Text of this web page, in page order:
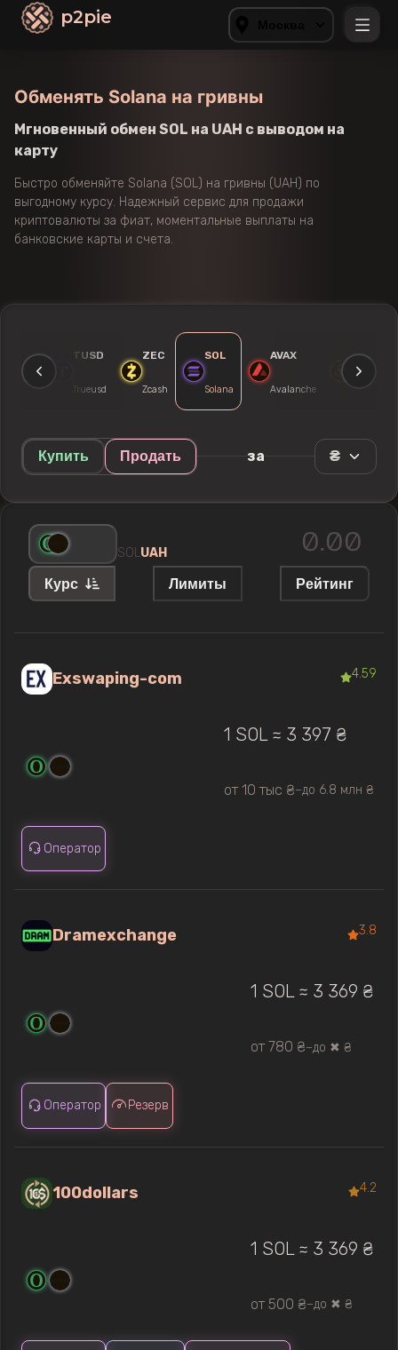
p2pie
Обменять Solana на гривны
Мгновенный обмен SOL на UAH с выводом на
карту
Быстро обменяйте Solana (SOL) на гривны (UAH) по
выгодному курсу. Надежный сервис для продажи
криптовалюты за фиат, моментальные выплаты на
банковские карты и счета.
TON TUSD
Trueusd
ZEC
Zcash
SOL
Solana
AVAX
Avalanche
BNB
Купить Продать за ₴
SOLUAH
Курс Лимиты Рейтинг
Exswaping-com 4.59
1 SOL ≈ 3 397 ₴
от 10 тыс ₴—до 6.8 млн ₴
Оператор
Dramexchange 3.8
1 SOL ≈ 3 369 ₴
от 780 ₴—до ✖ ₴
Оператор Резерв
100dollars 4.2
1 SOL ≈ 3 369 ₴
от 500 ₴—до ✖ ₴